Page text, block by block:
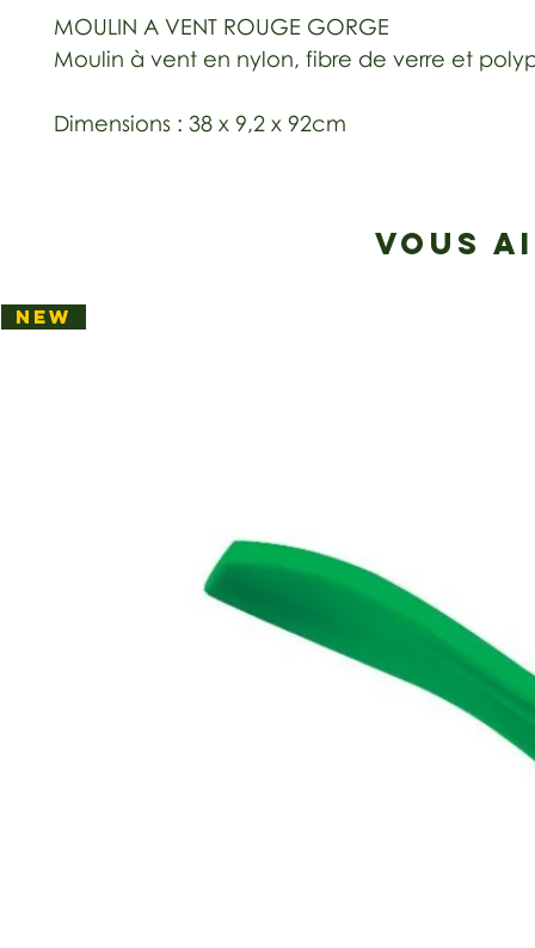
MOULIN A VENT ROUGE GORGE
Moulin à vent en nylon, fibre de verre et
Dimensions : 38 x 9,2 x 92cm
VOUS
NEW